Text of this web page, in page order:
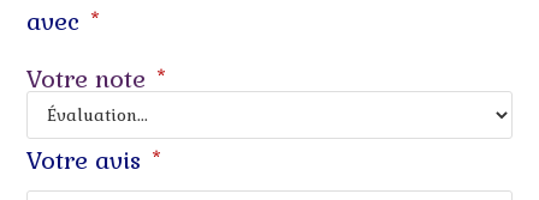
avec
*
Votre note *
Votre avis *